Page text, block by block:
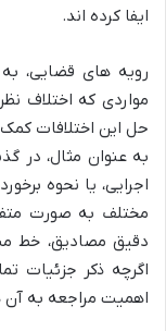
ایفا کرده اند.
رویه های قضایی، به
مواردی که اختلاف
حل این اختلافات
به عنوان مثال، در
اجرایی، یا نحوه
مختلف به صورت
دقیق مصادیق، خط
اگرچه ذکر جزئیات
اهمیت مراجعه به